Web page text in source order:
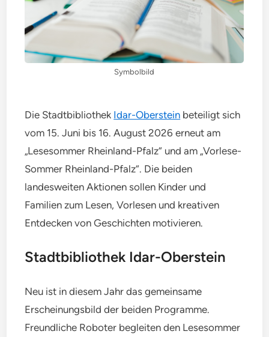
Symbolbild
Die Stadtbibliothek Idar-Oberstein beteiligt sich
vom 15. Juni bis 16. August 2026 erneut am
„Lesesommer Rheinland-Pfalz“ und am „Vorlese-
Sommer Rheinland-Pfalz“. Die beiden
landesweiten Aktionen sollen Kinder und
Familien zum Lesen, Vorlesen und kreativen
Entdecken von Geschichten motivieren.
Stadtbibliothek Idar-Oberstein
Neu ist in diesem Jahr das gemeinsame
Erscheinungsbild der beiden Programme.
Freundliche Roboter begleiten den Lesesommer